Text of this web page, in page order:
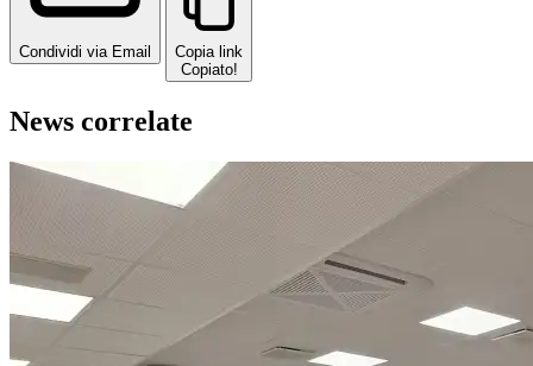
Condividi via Email
Copia link
Copiato!
News correlate